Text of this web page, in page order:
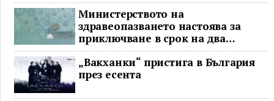
Министерството на
здравеопазването настоява за
приключване в срок на два
ключови строителни проекта
„Вакханки“ пристига в България
през есента